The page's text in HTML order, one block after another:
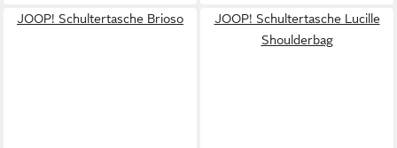
JOOP! Schultertasche Brioso
JOOP! Schultertasche Lucille
Shoulderbag